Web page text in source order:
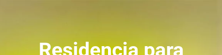
Residencia para